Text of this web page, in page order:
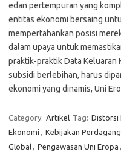
edan pertempuran yang
entitas ekonomi bersaing
mempertahankan posisi
dalam upaya untuk
praktik-praktik Data Keluaran
subsidi berlebihan, harus
ekonomi yang dinamis, Uni
Category: Artikel Tag: Distorsi
Ekonomi , Kebijakan
Global, Pengawasan Uni Eropa ,